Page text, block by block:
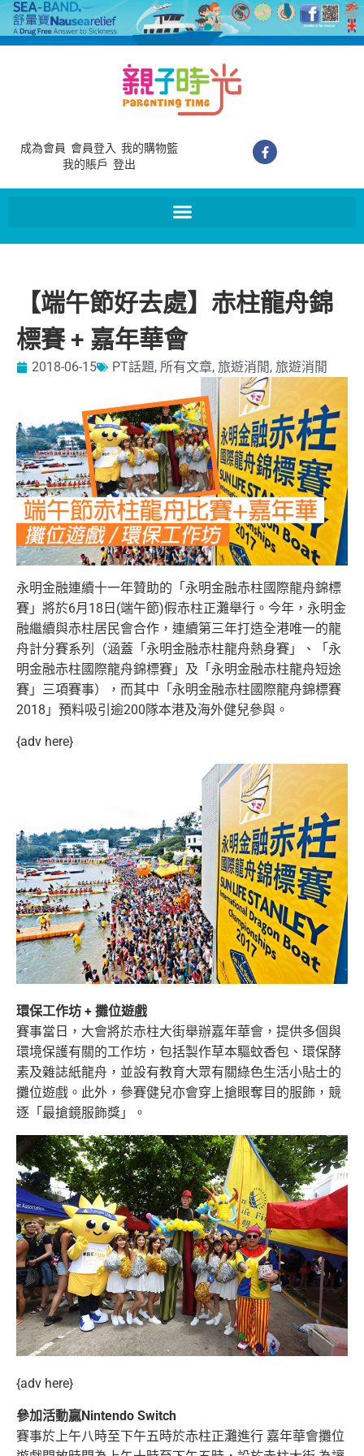
成為會員 會員登入 我的購物籃
我的賬戶 登出
【端午節好去處】赤柱龍舟錦
標賽 + 嘉年華會
2018-06-15 PT話題, 所有文章, 旅遊消閒, 旅遊消閒
永明金融連續十一年贊助的「永明金融赤柱國際龍舟錦標
賽」將於6月18日(端午節)假赤柱正灘舉行。今年，永明金
融繼續與赤柱居民會合作， 連續第三年打造全港唯一的龍
舟計分賽系列（涵蓋「永明金融赤柱龍舟熱身賽」、「永
明金融赤柱國際龍舟錦標賽」及「永明金融赤柱龍舟短途
賽」
三項賽事），而其中「永明金融赤柱國際龍舟錦標賽
2018」預料吸引逾200隊本港及海外健兒參與。
{adv here}
環保工作坊 + 攤位遊戲
賽事當日，大會將於赤柱大街舉辦嘉年華會，提供多個與
環境保護有關的工作坊，包括製作草本驅蚊香包、環保酵
素及雜誌紙龍舟，並設有教育大眾有關綠色生活小貼士的
攤位遊戲。此外，參賽健兒亦會穿上搶眼奪目的服飾，競
逐「最搶鏡服飾獎」。
{adv here}
參加活動贏Nintendo Switch
賽事於上午八時至下午五時於赤柱正灘進行 嘉年華會攤位